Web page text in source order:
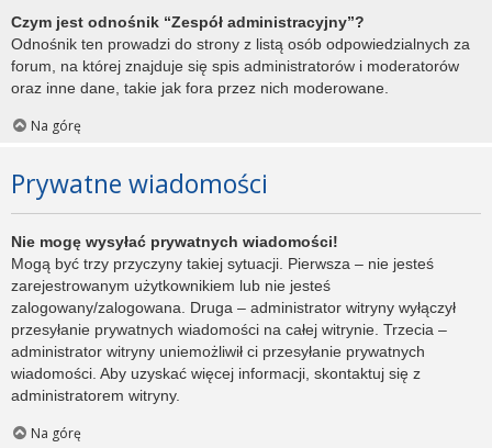
Czym jest odnośnik “Zespół administracyjny”?
Odnośnik ten prowadzi do strony z listą osób odpowiedzialnych za
forum, na której znajduje się spis administratorów i moderatorów
oraz inne dane, takie jak fora przez nich moderowane.
Na górę
Prywatne wiadomości
Nie mogę wysyłać prywatnych wiadomości!
Mogą być trzy przyczyny takiej sytuacji. Pierwsza – nie jesteś
zarejestrowanym użytkownikiem lub nie jesteś
zalogowany/zalogowana. Druga – administrator witryny wyłączył
przesyłanie prywatnych wiadomości na całej witrynie. Trzecia –
administrator witryny uniemożliwił ci przesyłanie prywatnych
wiadomości. Aby uzyskać więcej informacji, skontaktuj się z
administratorem witryny.
Na górę